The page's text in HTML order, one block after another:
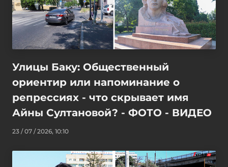
Улицы Баку: Общественный
ориентир или напоминание о
репрессиях - что скрывает имя
Айны Султановой? - ФОТО - ВИДЕО
23 / 07 / 2026, 10:10